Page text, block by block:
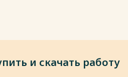
и скачать работу